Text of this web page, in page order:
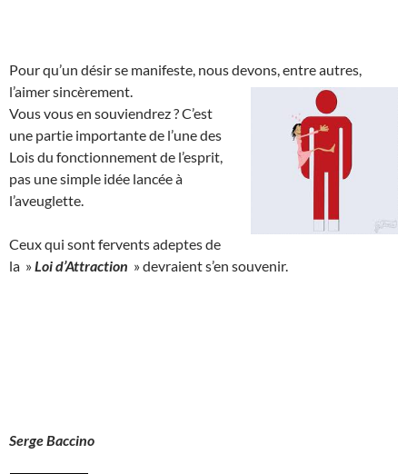
Pour qu’un désir se manifeste, nous devons, entre autres,
l’aimer sincèrement.
Vous vous en souviendrez ? C’est
une partie importante de l’une des
Lois du fonctionnement de l’esprit,
pas une simple idée lancée à
l’aveuglette.
Ceux qui sont fervents adeptes de
la »Loi d’Attraction » devraient s’en souvenir.
Serge Baccino